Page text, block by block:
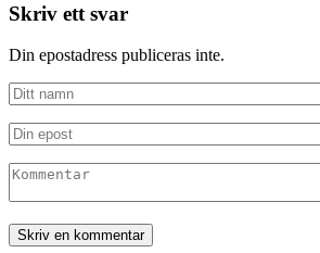
Skriv ett svar
Din epostadress publiceras inte.